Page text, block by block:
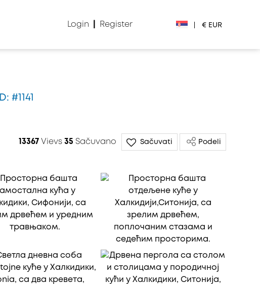
Login Register € EUR
Лв. BGN
₽ RUB
ID: #1141
13367Vievs 35 Sačuvano Sačuvati Podeli